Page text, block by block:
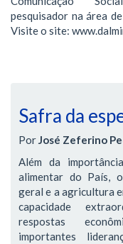
pesquisador na área
Visite o site:
Safra da
PorJosé Zeferino
Além da
alimentar do País,
geral e a agricultura
capacidade
respostas
importantes